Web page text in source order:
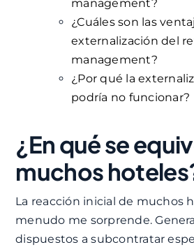
management?
¿Cuáles son las
externalización del
management?
¿Por qué la
podría no funcionar?
¿En qué se
muchos
La reacción inicial de muchos
menudo me sorprende.
dispuestos a subcontratar